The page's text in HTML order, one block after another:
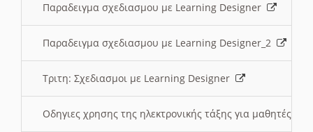
Παραδειγμα σχεδιασμου με Learning Designer
Παραδειγμα σχεδιασμου με Learning Designer_2
Τριτη: Σχεδιασμοι με Learning Designer
Οδηγιες χρησης της ηλεκτρονικής τάξης για μαθητές